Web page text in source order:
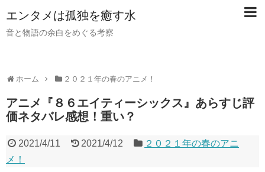
【PR】当サイトではアフィリエイト広告（PR）を利用し
ています。記事内ではアフィリエイトプログラムを利用し
て商品・サービスを紹介しています。
エンタメは孤独を癒す水
音と物語の余白をめぐる考察
ホーム ２０２１年の春のアニメ！
アニメ『８６エイティーシックス』あらすじ評
価ネタバレ感想！重い？
2021/4/11 2021/4/12
２０２１年の春のアニ
メ！